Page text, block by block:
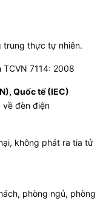
trung thực tự nhiên.
7114: 2008
Quốc tế (IEC)
về đèn điện
không phát ra tia tử
phòng ngủ, phòng